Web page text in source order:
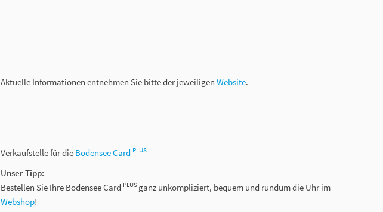
Aktuelle Informationen entnehmen Sie bitte der jeweiligen Website.
Verkaufstelle für die Bodensee Card PLUS
Unser Tipp:
Bestellen Sie Ihre Bodensee Card PLUS ganz unkompliziert, bequem und rundum die Uhr im
Webshop!